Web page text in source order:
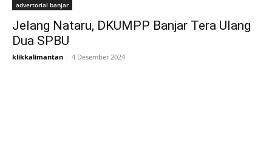
advertorial banjar
Jelang Nataru, DKUMPP Banjar Tera Ulang
Dua SPBU
klikkalimantan - 4 Desember 2024